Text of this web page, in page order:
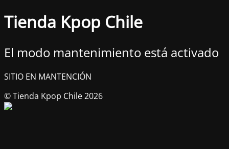
Tienda Kpop Chile
El modo mantenimiento está activado
SITIO EN MANTENCIÓN
© Tienda Kpop Chile 2026